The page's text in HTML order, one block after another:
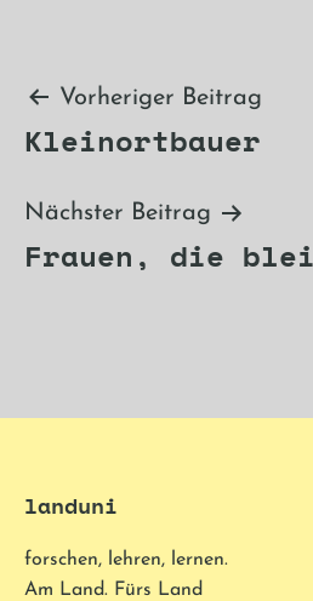
Vorheriger Beitrag
Kleinortbauer
Nächster Beitrag
Frauen, die
landuni
forschen, lehren, lernen.
Am Land. Fürs Land